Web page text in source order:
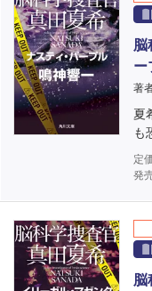
脳
ー
著
夏
も
定
発
脳